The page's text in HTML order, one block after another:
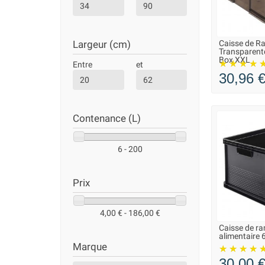
plastique recyclé.
Existe-t-il des formats adaptés aux petits
Oui, les modèles bas et longs sont parfaits
Largeur (cm)
Entre et
Contenance (L)
6 - 200
Prix
4,00 € - 186,00 €
Marque
Caisse de
Box XXL
30,96 €
Caisse de
alimentaire